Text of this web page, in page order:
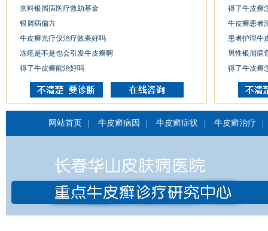
京科银屑病医疗救助基金
银屑病偏方
牛皮癣光疗仪治疗效果好吗
冻疮是不是也会引发牛皮癣啊
得了牛皮癣能治好吗
得了牛皮癣
牛皮癣患者
患者护理牛
男性银屑病
得了牛皮癣
网站首页 牛皮癣病因 牛皮癣症状 牛皮癣治疗